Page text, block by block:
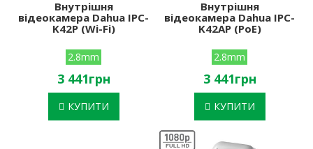
Внутрішня
відеокамера Dahua IPC-
K42P (Wi-Fi)
2.8mm
3 441грн
КУПИТИ
Внутрішня
відеокамера Dahua IPC-
K42AP (PoE)
2.8mm
3 441грн
КУПИТИ